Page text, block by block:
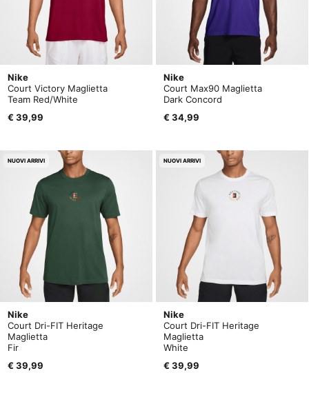
Nike
Court Victory Maglietta
Team Red/White
€ 39,99
Nike
Court Max90 Maglietta
Dark Concord
€ 34,99
NUOVI ARRIVI
Nike
Court Dri-FIT Heritage
Maglietta
Fir
€ 39,99
NUOVI ARRIVI
Nike
Court Dri-FIT Heritage
Maglietta
White
€ 39,99